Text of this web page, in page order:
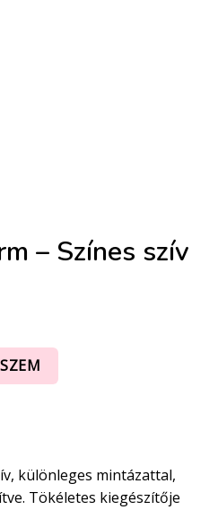
– Színes szív
különleges mintázattal,
Tökéletes kiegészítője